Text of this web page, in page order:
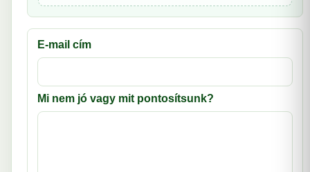
E-mail cím
Mi nem jó vagy mit pontosítsunk?